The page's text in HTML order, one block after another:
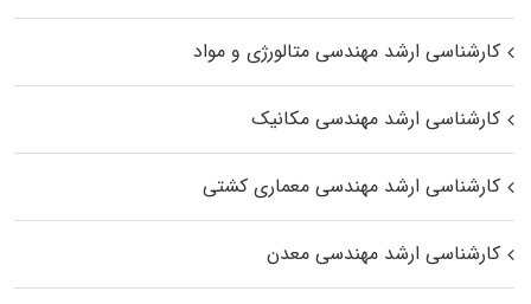
کارشناسی ارشد مهندسی متالورژی و مواد
کارشناسی ارشد مهندسی مکانیک
کارشناسی ارشد مهندسی معماری کشتی
کارشناسی ارشد مهندسی معدن